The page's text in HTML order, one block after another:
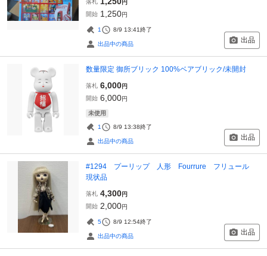
円
開始 1,250円
1 8/9 13:41終了
出品中の商品 出品
数量限定 御所ブリック 100%ベアブリック/未開封
落札 6,000円
開始 6,000円
未使用
1 8/9 13:38終了
出品中の商品 出品
#1294 プーリップ 人形 Fourrure フリュール
現状品
落札 4,300円
開始 2,000円
5 8/9 12:54終了
出品中の商品 出品